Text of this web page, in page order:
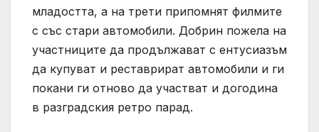
младостта, а на трети припомнят филмите
с със стари автомобили. Добрин пожела на
участниците да продължават с ентусиазъм
да купуват и реставрират автомобили и ги
покани ги отново да участват и догодина
в разградския ретро парад.